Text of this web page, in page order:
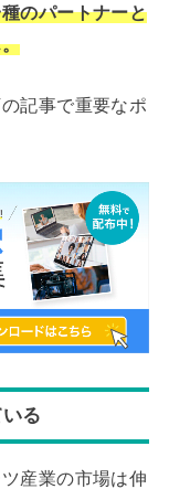
のパートナーと
記事で重要なポ
る
産業の市場は伸